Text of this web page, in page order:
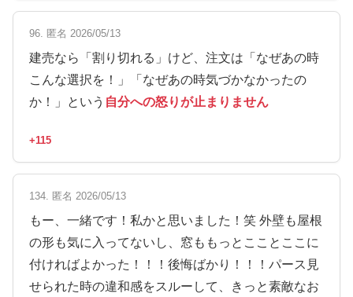
96. 匿名 2026/05/13
建売なら「割り切れる」けど、注文は「なぜあの時
こんな選択を！」「なぜあの時気づかなかったの
か！」という 自分への怒りが止まりません
+115
134. 匿名 2026/05/13
もー、一緒です！私かと思いました！笑 外壁も屋根
の形も気に入ってないし、窓ももっとこことここに
付ければよかった！！！後悔ばかり！！！パース見
せられた時の違和感をスルーして、きっと素敵なお